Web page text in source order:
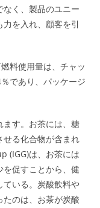
く、製品のユニー
を入れ、顧客を引
料使用量は、チャッ
であり、パッケージ
ます。お茶には、糖
せる化合物が含まれ
(IGG)は、お茶には
促すことから、健
ている。炭酸飲料や
のは、お茶が炭酸